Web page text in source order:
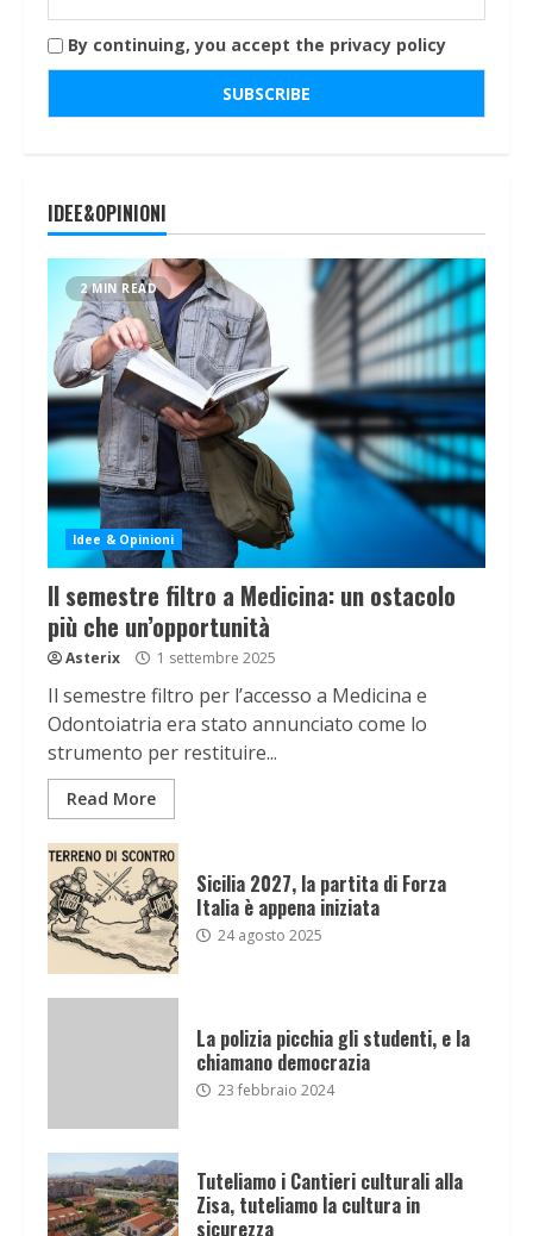
By continuing, you accept the privacy policy
IDEE&OPINIONI
2 MIN READ
Idee & Opinioni
Il semestre filtro a Medicina: un ostacolo
più che un’opportunità
Asterix 1 settembre 2025
Il semestre filtro per l’accesso a Medicina e
Odontoiatria era stato annunciato come lo
strumento per restituire...
Read More
Sicilia 2027, la partita di Forza
Italia è appena iniziata
24 agosto 2025
La polizia picchia gli studenti, e la
chiamano democrazia
23 febbraio 2024
Tuteliamo i Cantieri culturali alla
Zisa, tuteliamo la cultura in
sicurezza